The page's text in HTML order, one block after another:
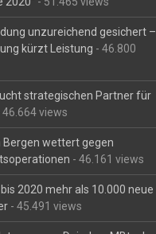
unzureichend gesichert –
kürzt Leistung - 46.800
strategischen Partner für
46.664 views
Bergen wettert gegen
- 46.161 views
2020 mehr als 10.000 neue
- 45.491 views